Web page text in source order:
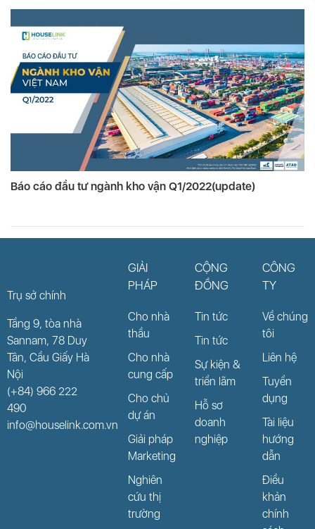
Báo cáo đầu tư ngành kho vận Q1/2022(update)
Trụ sở chính
Tầng 9, tòa nhà
Sannam, 78 Duy
Tân, Cầu Giấy Hà
Nội
(+84) 966 222
490
info@houselink.com.vn
GIẢI
PHÁP
Cho nhà
thầu
Cho nhà
cung cấp
Cho chủ
dự án
Giải pháp
Marketing
Nghiên
cứu thị
trường
CỘNG
ĐỒNG
Tin tức
Tin tức
Sự kiện &
triển lãm
Hỗ sơ
doanh
nghiệp
CÔNG
TY
Về chúng
tôi
Liên hệ
Tuyển
dụng
Tài liệu
hướng
dẫn
Điều
khản
chính